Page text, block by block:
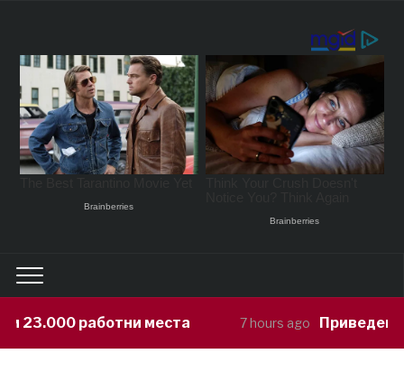
работни места 7 hours ago Приведен возач